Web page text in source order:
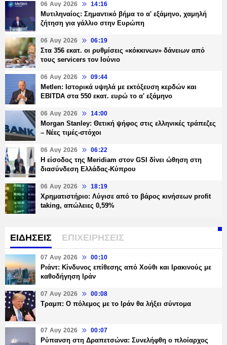
06 Αυγ 2026 14:16
Μυτιληναίος: Σημαντικό βήμα το α' εξάμηνο, χαμηλή
ζήτηση για γάλλιο στην Ευρώπη
06 Αυγ 2026 06:19
Στα 356 εκατ. οι ρυθμίσεις «κόκκινων» δάνειων από
τους servicers τον Ιούνιο
06 Αυγ 2026 09:44
Metlen: Ιστορικά υψηλά με εκτόξευση κερδών και
EBITDA στα 550 εκατ. ευρώ το α' εξάμηνο
06 Αυγ 2026 14:00
Morgan Stanley: Θετική ψήφος στις ελληνικές τράπεζες
– Νέες τιμές-στόχοι
06 Αυγ 2026 06:22
Η είσοδος της Meridiam στον GSI δίνει ώθηση στη
διασύνδεση Ελλάδας-Κύπρου
06 Αυγ 2026 18:19
Χρηματιστήριο: Λύγισε από το βάρος κινήσεων profit
taking, απώλειες 0,59%
ΕΙΔΗΣΕΙΣ ΕΠΙΧΕΙΡΗΣΕΙΣ
07 Αυγ 2026 00:10
Ριάντ: Κίνδυνος επίθεσης από Χούθι και Ιρακινούς με
καθοδήγηση Ιράν
07 Αυγ 2026 00:08
Τραμπ: Ο πόλεμος με το Ιράν θα λήξει σύντομα
07 Αυγ 2026 00:07
Ρύπανση στη Δραπετσώνα: Συνελήφθη ο πλοίαρχος